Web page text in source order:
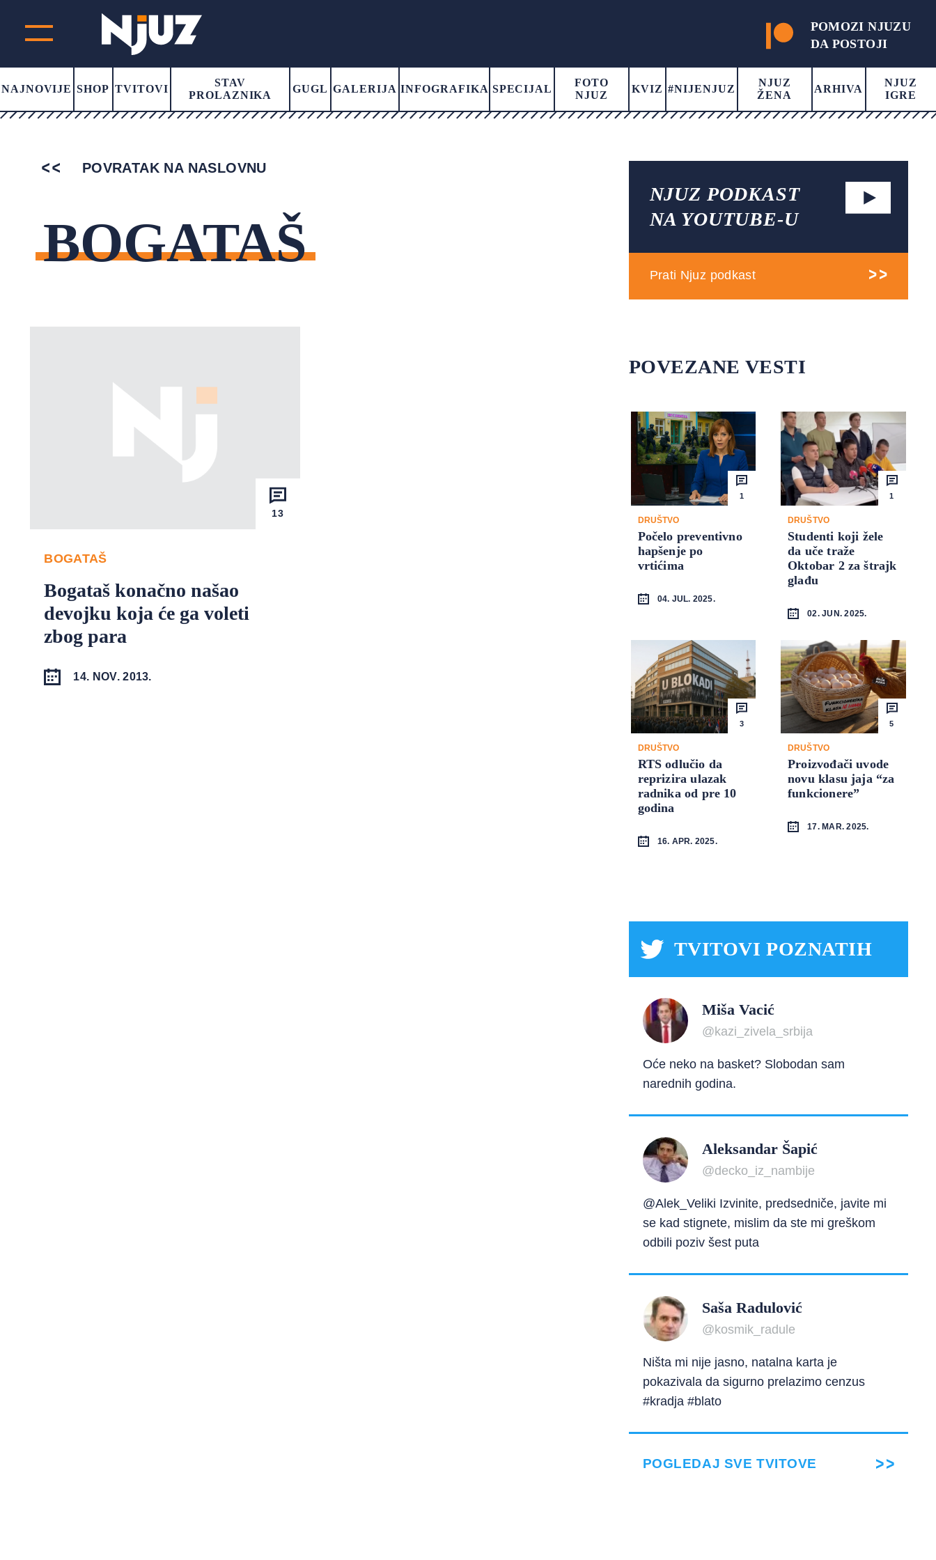
POMOZI NJUZU
DA POSTOJI
NAJNOVIJE SHOP TVITOVI
STAV
PROLAZNIKA
GUGL GALERIJA INFOGRAFIKA SPECIJAL
FOTO
NJUZ
KVIZ #NIJENJUZ
NJUZ
ŽENA
ARHIVA
NJUZ
IGRE
POVRATAK NA NASLOVNU
BOGATAŠ
13
BOGATAŠ
Bogataš konačno našao
devojku koja će ga voleti
zbog para
14. NOV. 2013.
NJUZ PODKAST
NA YOUTUBE-U
Prati Njuz podkast
POVEZANE VESTI
1
DRUŠTVO
Počelo preventivno
hapšenje po
vrtićima
04. JUL. 2025.
1
DRUŠTVO
Studenti koji žele
da uče traže
Oktobar 2 za štrajk
glađu
02. JUN. 2025.
3
DRUŠTVO
RTS odlučio da
reprizira ulazak
radnika od pre 10
godina
16. APR. 2025.
5
DRUŠTVO
Proizvođači uvode
novu klasu jaja “za
funkcionere”
17. MAR. 2025.
TVITOVI POZNATIH
Miša Vacić
@kazi_zivela_srbija
Oće neko na basket? Slobodan sam
narednih godina.
Aleksandar Šapić
@decko_iz_nambije
@Alek_Veliki Izvinite, predsedniče, javite mi
se kad stignete, mislim da ste mi greškom
odbili poziv šest puta
Saša Radulović
@kosmik_radule
Ništa mi nije jasno, natalna karta je
pokazivala da sigurno prelazimo cenzus
#kradja #blato
POGLEDAJ SVE TVITOVE